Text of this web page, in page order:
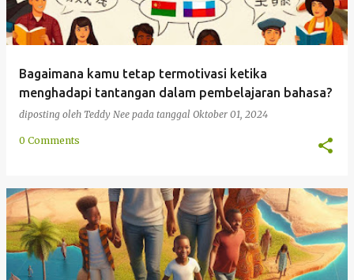
Bagaimana kamu tetap termotivasi ketika
menghadapi tantangan dalam pembelajaran bahasa?
diposting oleh Teddy Nee pada tanggal Oktober 01, 2024
0 Comments